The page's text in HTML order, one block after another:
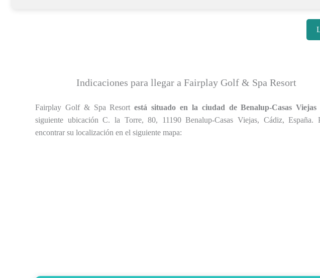
Indicaciones para llegar a Fairplay Golf & Spa Resort
Fairplay Golf & Spa Resortestá situado en la ciudad de Benalup-Casas Viejas
siguiente ubicación C. la Torre, 80, 11190 Benalup-Casas Viejas, Cádiz, España.
encontrar su localización en el siguiente mapa: